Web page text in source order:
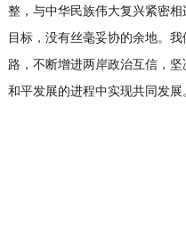
整，与中华民族伟大复兴紧密
目标，没有丝毫妥协的余地。
路，不断增进两岸政治互信，
和平发展的进程中实现共同发展